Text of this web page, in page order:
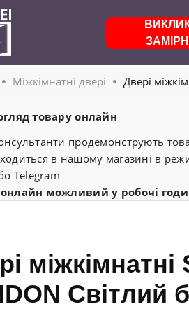
Міжкімнатні двері Двері
товару онлайн
продемонструють
в нашому магазині в
Telegram
можливий у робочі
Світлий